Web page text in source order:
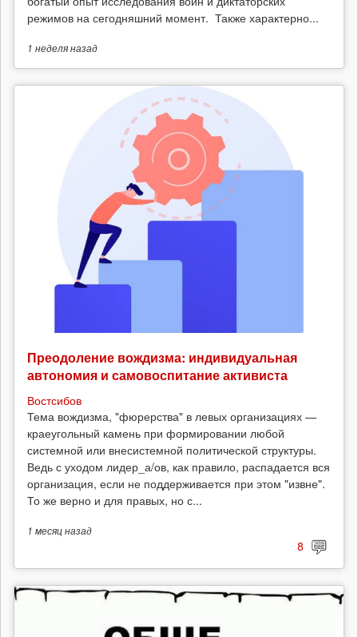
режимов на сегодняшний момент. Также характерно...
1 неделяназад
Преодоление вождизма: индивидуальная
автономия и самовоспитание активиста
Востсибов
Тема вождизма, "фюрерства" в левых организациях —
краеугольный камень при формировании любой
системной или внесистемной политической структуры.
Ведь с уходом лидер_а/ов, как правило, распадается вся
организация, если не поддерживается при этом "извне".
То же верно и для правых, но с...
1 месяцназад
8